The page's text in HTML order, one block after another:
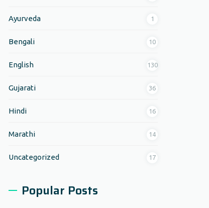
Ayurveda 1
Bengali 10
English 130
Gujarati 36
Hindi 16
Marathi 14
Uncategorized 17
Popular Posts